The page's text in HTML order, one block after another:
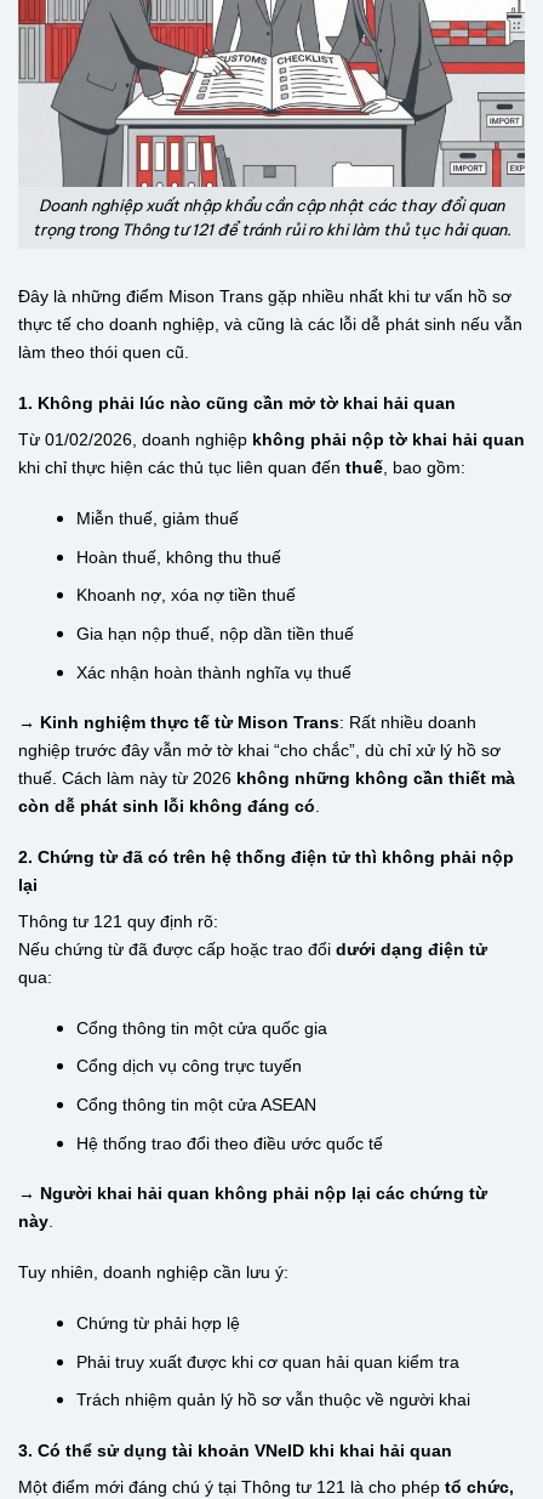
Doanh nghiệp xuất nhập khẩu cần cập nhật các thay đổi quan
trọng trong Thông tư 121 để tránh rủi ro khi làm thủ tục hải quan.
Đây là những điểm Mison Trans gặp nhiều nhất khi tư vấn hồ sơ
thực tế cho doanh nghiệp, và cũng là các lỗi dễ phát sinh nếu vẫn
làm theo thói quen cũ.
1. Không phải lúc nào cũng cần mở tờ khai hải quan
Từ 01/02/2026, doanh nghiệp không phải nộp tờ khai hải quan
khi chỉ thực hiện các thủ tục liên quan đến thuế, bao gồm:
Miễn thuế, giảm thuế
Hoàn thuế, không thu thuế
Khoanh nợ, xóa nợ tiền thuế
Gia hạn nộp thuế, nộp dần tiền thuế
Xác nhận hoàn thành nghĩa vụ thuế
→ Kinh nghiệm thực tế từ Mison Trans: Rất nhiều doanh
nghiệp trước đây vẫn mở tờ khai “cho chắc”, dù chỉ xử lý hồ sơ
thuế. Cách làm này từ 2026 không những không cần thiết mà
còn dễ phát sinh lỗi không đáng có.
2. Chứng từ đã có trên hệ thống điện tử thì không phải nộp
lại
Thông tư 121 quy định rõ:
Nếu chứng từ đã được cấp hoặc trao đổi dưới dạng điện tử
qua:
Cổng thông tin một cửa quốc gia
Cổng dịch vụ công trực tuyến
Cổng thông tin một cửa ASEAN
Hệ thống trao đổi theo điều ước quốc tế
→ Người khai hải quan không phải nộp lại các chứng từ
này.
Tuy nhiên, doanh nghiệp cần lưu ý:
Chứng từ phải hợp lệ
Phải truy xuất được khi cơ quan hải quan kiểm tra
Trách nhiệm quản lý hồ sơ vẫn thuộc về người khai
3. Có thể sử dụng tài khoản VNeID khi khai hải quan
Một điểm mới đáng chú ý tại Thông tư 121 là cho phép tổ chức,